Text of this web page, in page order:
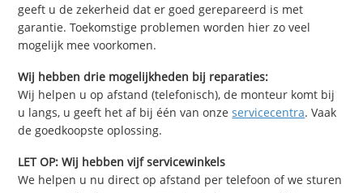
geeft u de zekerheid dat er goed gerepareerd is met
garantie. Toekomstige problemen worden hier zo veel
mogelijk mee voorkomen.
Wij hebben drie mogelijkheden bij reparaties:
Wij helpen u op afstand (telefonisch), de monteur komt bij
u langs, u geeft het af bij één van onzeservicecentra. Vaak
de goedkoopste oplossing.
LET OP: Wij hebben vijf servicewinkels
We helpen u nu direct op afstand per telefoon of we sturen